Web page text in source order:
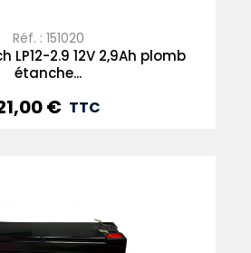
Réf. : 151020
LP12-2.9 12V 2,9Ah plomb
étanche...
€ TTC